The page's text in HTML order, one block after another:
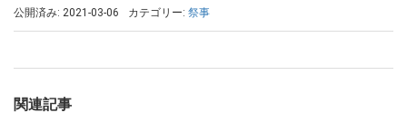
公開済み: 2021-03-06 カテゴリー: 祭事
関連記事